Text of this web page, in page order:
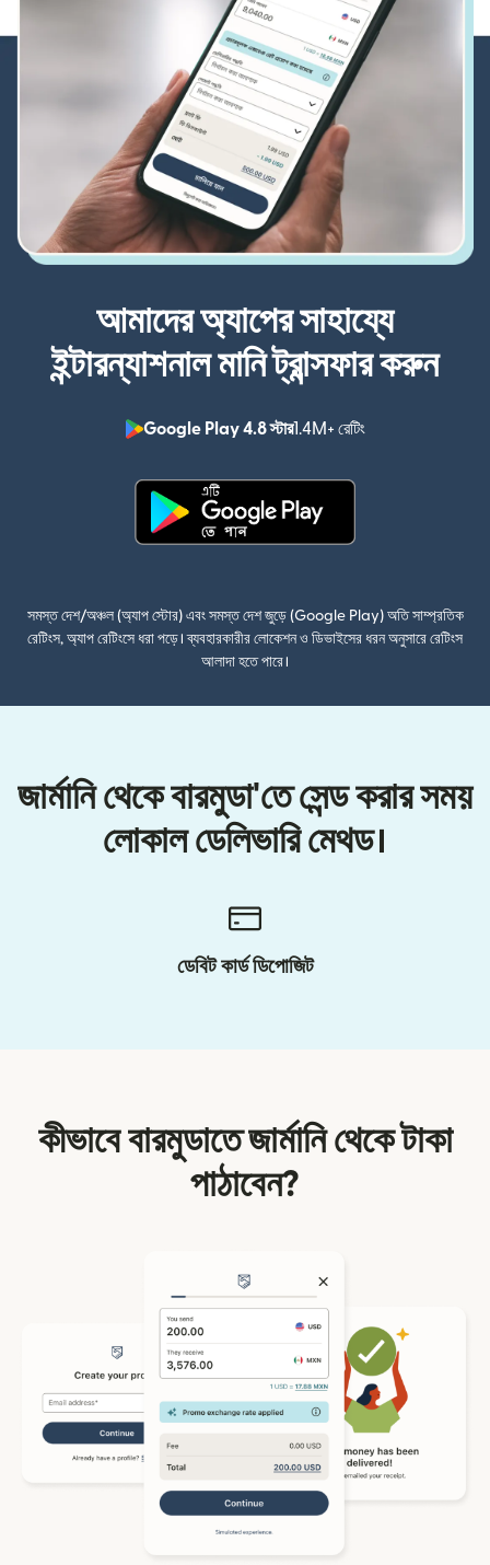
আমাদের অ্যাপের সাহায্যে
ইন্টারন্যাশনাল মানি ট্রান্সফার করুন
Google Play 4.8 স্টার1.4M+ রেটিং
সমস্ত দেশ/অঞ্চল (অ্যাপ স্টোর) এবং সমস্ত দেশ জুড়ে (Google Play) অতি সাম্প্রতিক
রেটিংস, অ্যাপ রেটিংসে ধরা পড়ে। ব্যবহারকারীর লোকেশন ও ডিভাইসের ধরন অনুসারে রেটিংস
আলাদা হতে পারে।
জার্মানি থেকে বারমুডা'তে সেন্ড করার সময়
লোকাল ডেলিভারি মেথড।
ডেবিট কার্ড ডিপোজিট
কীভাবে বারমুডাতে জার্মানি থেকে টাকা
পাঠাবেন?